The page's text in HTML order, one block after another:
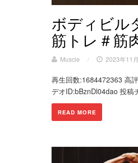
ボディビル
筋トレ＃筋
Muscle / 2023年11
再生回数:1684472363 高
デオID:bBznDl04dao 投
READ MORE